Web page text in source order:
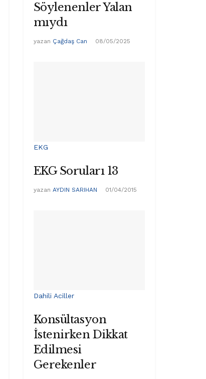
Söylenenler Yalan
mıydı
yazan Çağdaş Can 08/05/2025
EKG
EKG Soruları 13
yazan AYDIN SARIHAN 01/04/2015
Dahili Aciller
Konsültasyon
İstenirken Dikkat
Edilmesi
Gerekenler